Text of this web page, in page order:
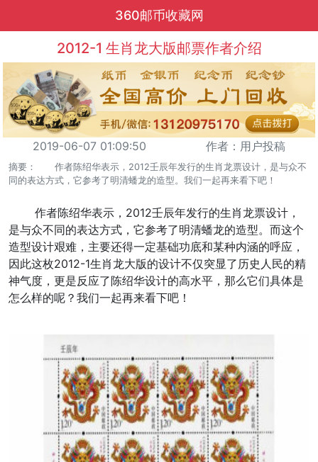
360邮币收藏网
2012-1 生肖龙大版邮票作者介绍
2019-06-07 01:09:50 作者：用户投稿
摘要： 作者陈绍华表示，2012壬辰年发行的生肖龙票设计，是与众不
同的表达方式，它参考了明清蟠龙的造型。我们一起再来看下吧！
作者陈绍华表示，2012壬辰年发行的生肖龙票设计，
是与众不同的表达方式，它参考了明清蟠龙的造型。而这个
造型设计艰难，主要还得一定基础功底和某种内涵的呼应，
因此这枚2012-1生肖龙大版的设计不仅突显了历史人民的精
神气度，更是反应了陈绍华设计的高水平，那么它们具体是
怎么样的呢？我们一起再来看下吧！